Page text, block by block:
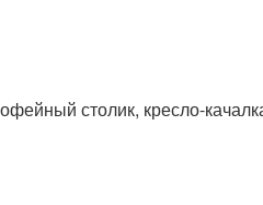
столик, кресло-